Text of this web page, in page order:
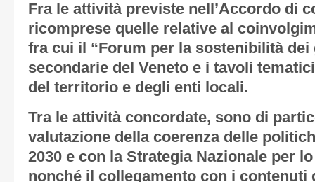
Fra le attività previste nell’Accordo di
ricomprese quelle relative al
fra cui il “Forum per la sostenibilità dei
secondarie del Veneto e i tavoli
del territorio e degli enti locali.
Tra le attività concordate, sono di
valutazione della coerenza delle
2030 e con la Strategia Nazionale per
nonché il collegamento con i contenuti